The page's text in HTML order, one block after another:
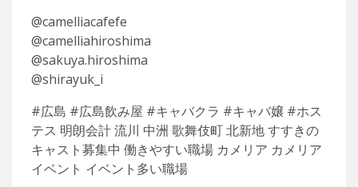
@camelliacafefe
@camelliahiroshima
@sakuya.hiroshima
@shirayuk_i
#広島 #広島飲み屋 #キャバクラ #キャバ嬢 #ホス
テス 明朗会計 流川 中洲 歌舞伎町 北新地 すすきの
キャスト募集中 働きやすい職場 カメリア カメリア
イベント イベント多い職場